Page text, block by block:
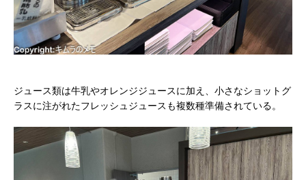
ジュース類は牛乳やオレンジジュースに加え、小さなショットグ
ラスに注がれたフレッシュジュースも複数種準備されている。